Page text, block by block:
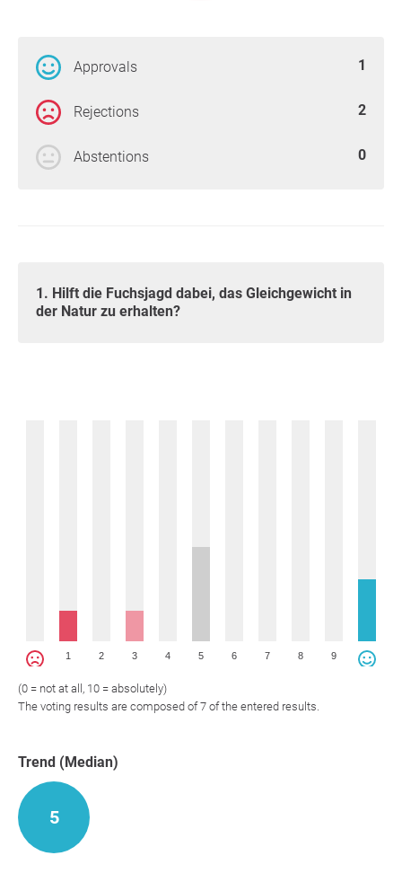
Approvals 1
Rejections 2
Abstentions 0
1. Hilft die Fuchsjagd dabei, das Gleichgewicht in
der Natur zu erhalten?
1 2 3 4 5 6 7 8 9
(0 = not at all, 10 = absolutely)
The voting results are composed of 7 of the entered results.
Trend (Median)
5